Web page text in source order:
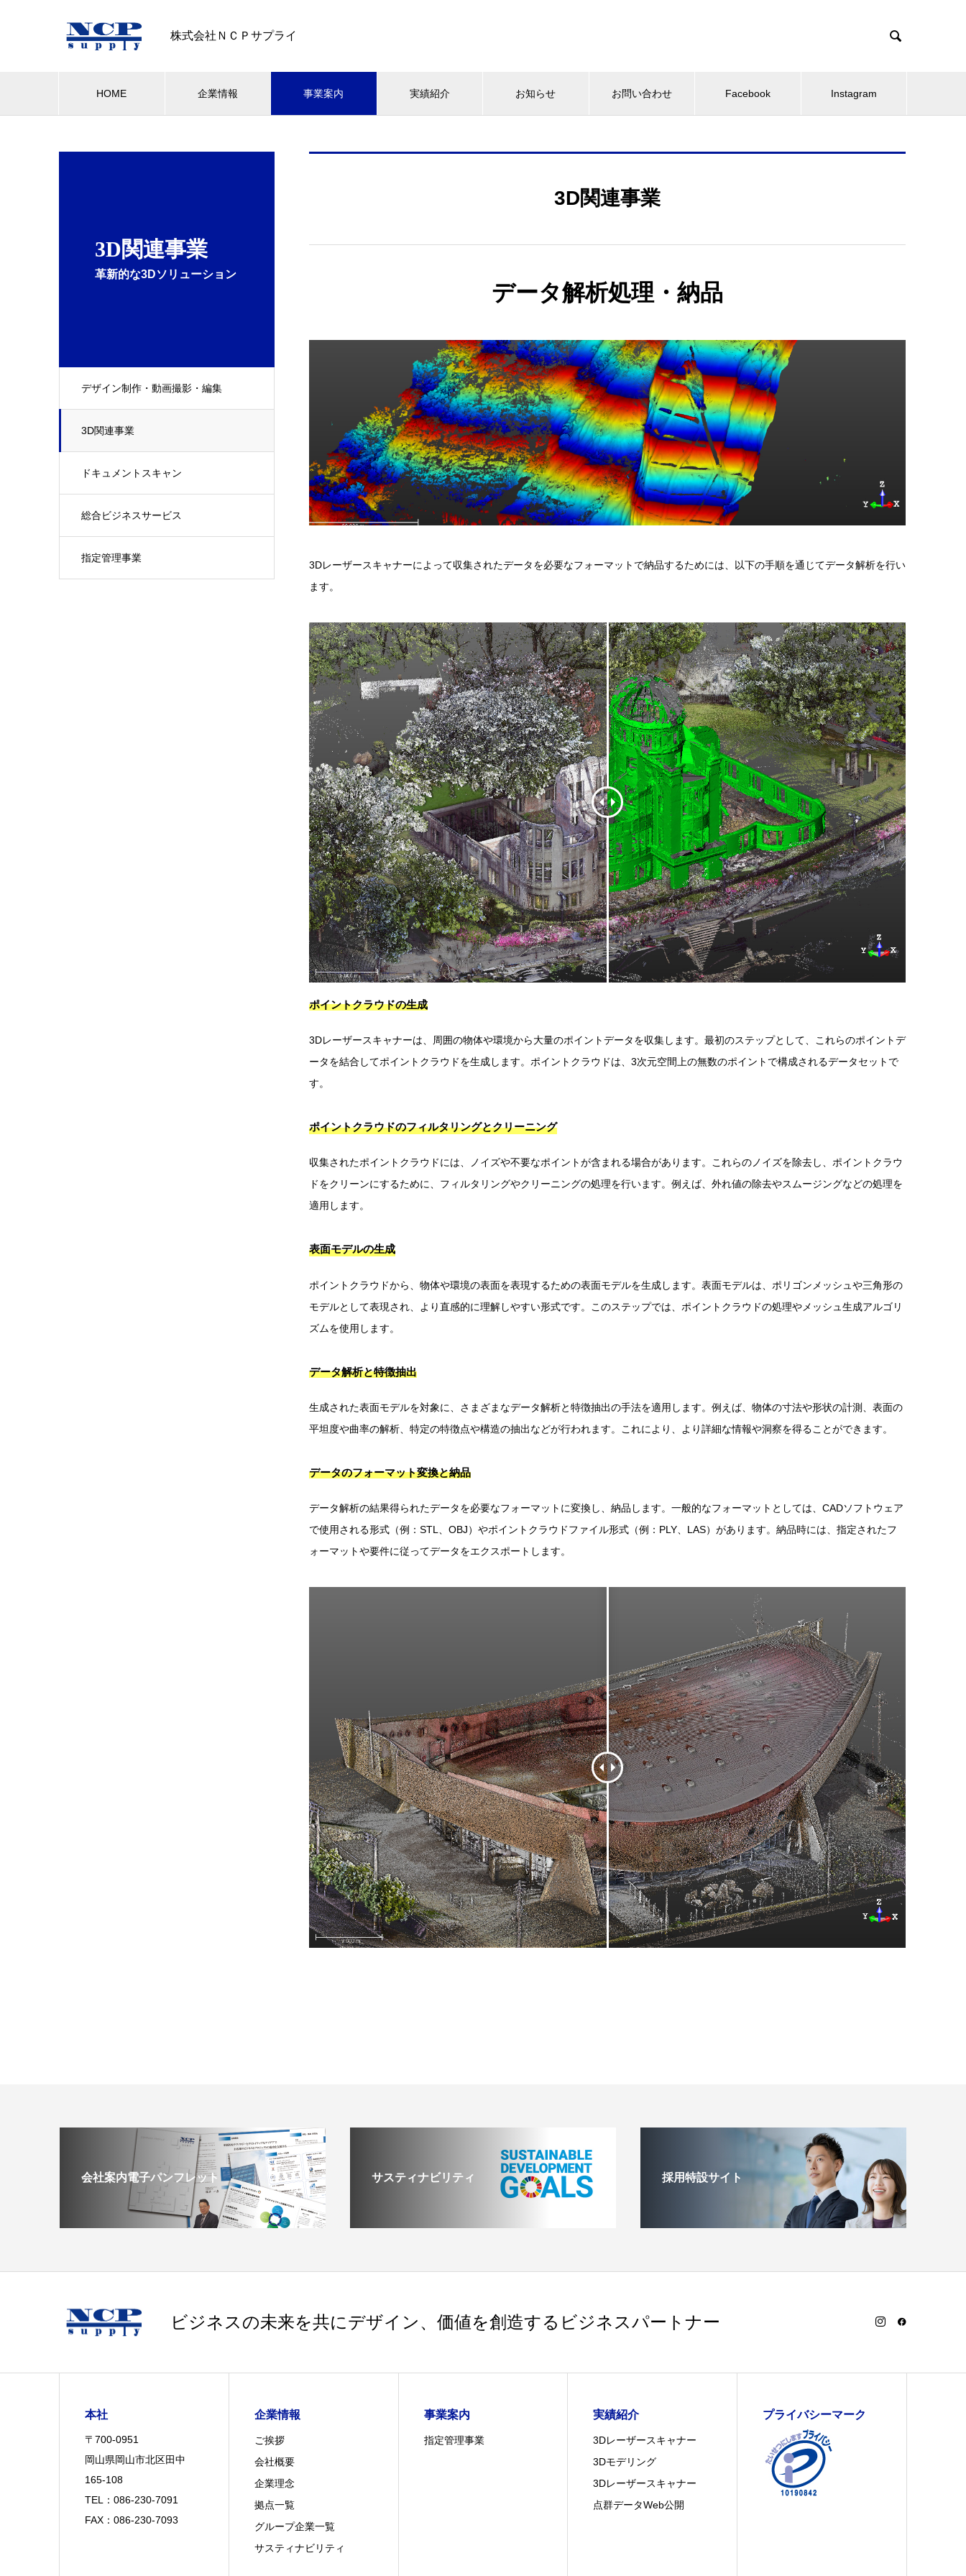
株式会社ＮＣＰサプライ 
HOME 企業情報 事業案内 実績紹介 お知らせ お問い合わせ Facebook Instagram
3D関連事業
革新的な3Dソリューション
デザイン制作・動画撮影・編集
3D関連事業
ドキュメントスキャン
総合ビジネスサービス
指定管理事業
3D関連事業
データ解析処理・納品
3Dレーザースキャナーによって収集されたデータを必要なフォーマットで納品するためには、以下の手順を通じてデータ解析を行い
ます。
ポイントクラウドの生成
3Dレーザースキャナーは、周囲の物体や環境から大量のポイントデータを収集します。最初のステップとして、これらのポイントデ
ータを結合してポイントクラウドを生成します。ポイントクラウドは、3次元空間上の無数のポイントで構成されるデータセットで
す。
ポイントクラウドのフィルタリングとクリーニング
収集されたポイントクラウドには、ノイズや不要なポイントが含まれる場合があります。これらのノイズを除去し、ポイントクラウ
ドをクリーンにするために、フィルタリングやクリーニングの処理を行います。例えば、外れ値の除去やスムージングなどの処理を
適用します。
表面モデルの生成
ポイントクラウドから、物体や環境の表面を表現するための表面モデルを生成します。表面モデルは、ポリゴンメッシュや三角形の
モデルとして表現され、より直感的に理解しやすい形式です。このステップでは、ポイントクラウドの処理やメッシュ生成アルゴリ
ズムを使用します。
データ解析と特徴抽出
生成された表面モデルを対象に、さまざまなデータ解析と特徴抽出の手法を適用します。例えば、物体の寸法や形状の計測、表面の
平坦度や曲率の解析、特定の特徴点や構造の抽出などが行われます。これにより、より詳細な情報や洞察を得ることができます。
データのフォーマット変換と納品
データ解析の結果得られたデータを必要なフォーマットに変換し、納品します。一般的なフォーマットとしては、CADソフトウェア
で使用される形式（例：STL、OBJ）やポイントクラウドファイル形式（例：PLY、LAS）があります。納品時には、指定されたフ
ォーマットや要件に従ってデータをエクスポートします。
会社案内電子パンフレット サスティナビリティ 採用特設サイト
ビジネスの未来を共にデザイン、価値を創造するビジネスパートナー
本社
〒700-0951
岡山県岡山市北区田中
165-108
TEL：086-230-7091
FAX：086-230-7093
企業情報
ご挨拶
会社概要
企業理念
拠点一覧
グループ企業一覧
サスティナビリティ
事業案内
指定管理事業
実績紹介
3Dレーザースキャナー
3Dモデリング
3Dレーザースキャナー
点群データWeb公開
プライバシーマーク